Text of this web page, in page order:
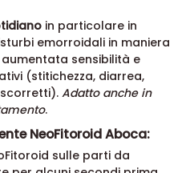
in particolare in
emorroidali in maniera
sensibilità e
(stitichezza, diarrea,
.
NeoFitoroid Aboca: